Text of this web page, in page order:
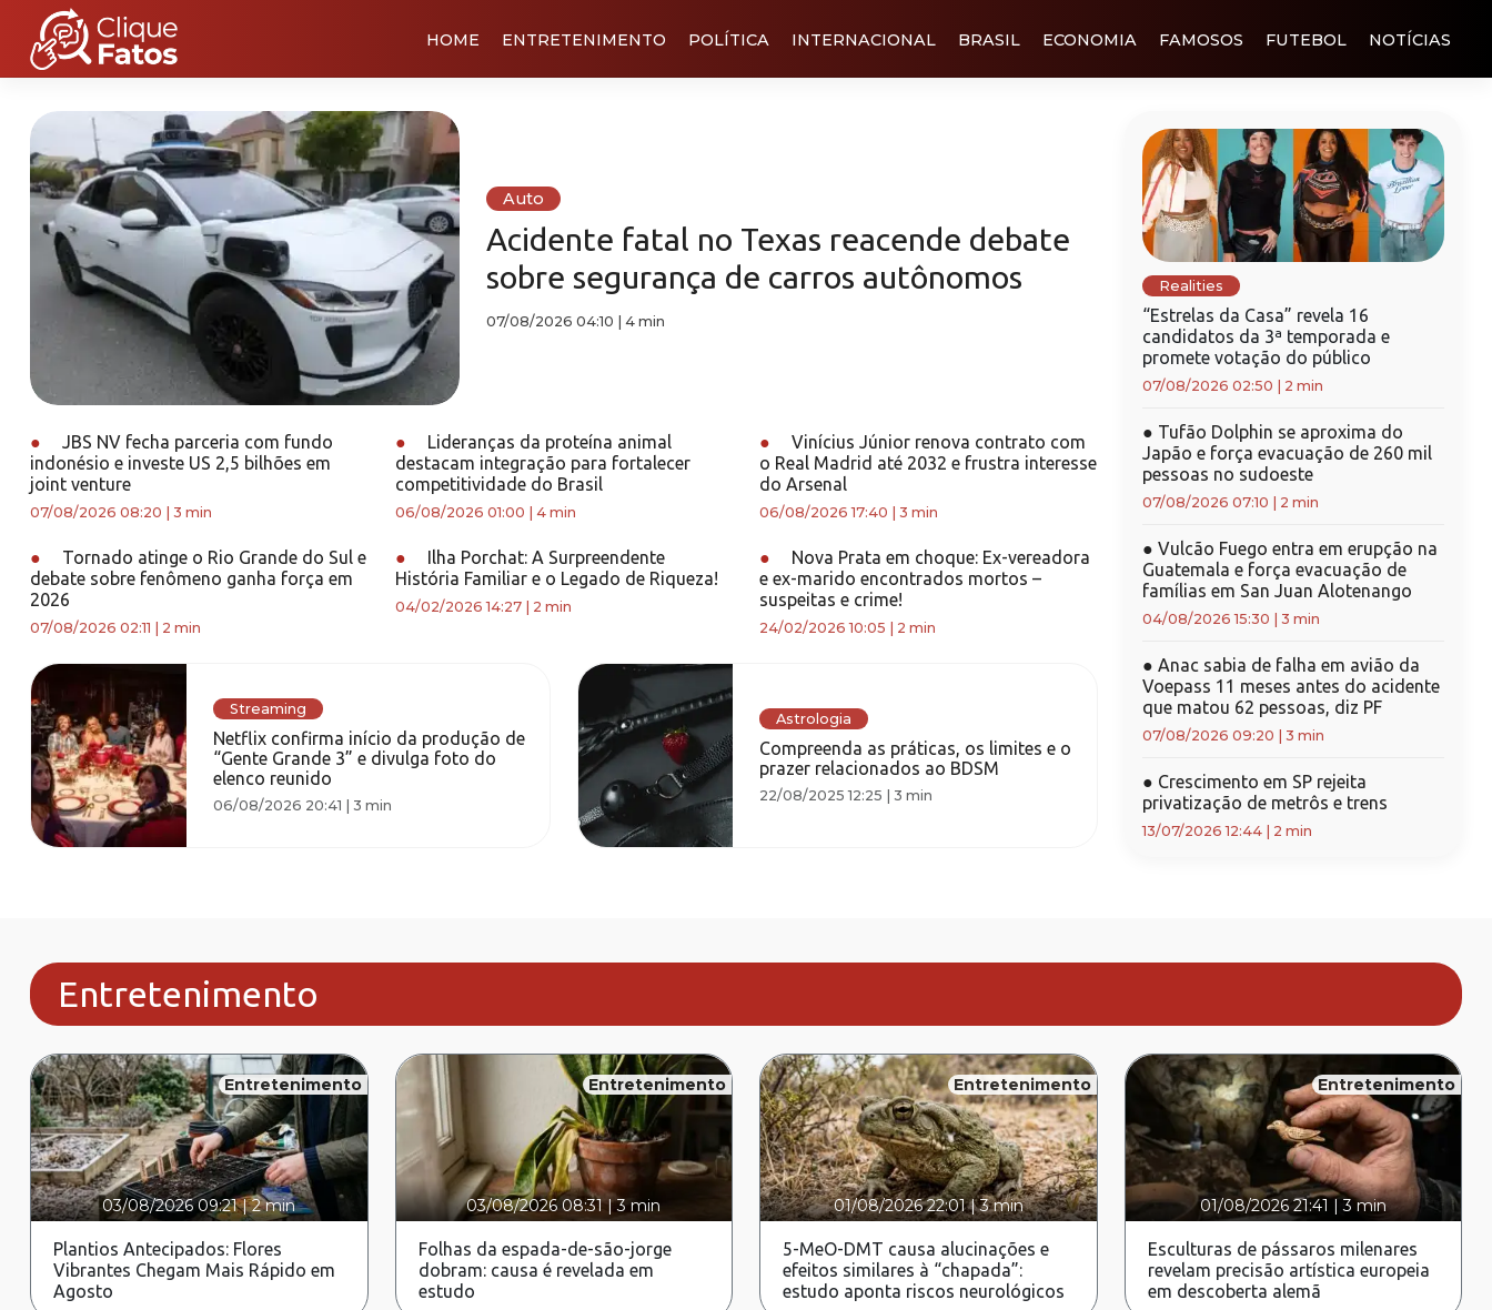
HOME ENTRETENIMENTO POLÍTICA INTERNACIONAL BRASIL ECONOMIA FAMOSOS FUTEBOL NOTÍCIAS
Auto
Acidente fatal no Texas reacende debate
sobre segurança de carros autônomos
07/08/2026 04:10 4 min
●
JBS NV fecha parceria com fundo
indonésio e investe US 2,5 bilhões em
joint venture
07/08/2026 08:20 3 min
●
Lideranças da proteína animal
destacam integração para fortalecer
competitividade do Brasil
06/08/2026 01:00 4 min
●
Vinícius Júnior renova contrato com
o Real Madrid até 2032 e frustra interesse
do Arsenal
06/08/2026 17:40 3 min
●
Tornado atinge o Rio Grande do Sul e
debate sobre fenômeno ganha força em
2026
07/08/2026 02:11 2 min
●
Ilha Porchat: A Surpreendente
História Familiar e o Legado de Riqueza!
04/02/2026 14:27| 2 min
●
Nova Prata em choque: Ex-vereadora
e ex-marido encontrados mortos –
suspeitas e crime!
24/02/2026 10:05 2 min
Streaming
Netflix confirma início da produção de
“Gente Grande 3” e divulga foto do
elenco reunido
06/08/2026 20:41 | 3 min
Astrologia
Compreenda as práticas, os limites e o
prazer relacionados ao BDSM
22/08/2025 12:25 |3 min
Realities
“Estrelas da Casa” revela 16
candidatos da 3ª temporada e
promete votação do público
07/08/2026 02:50 2 min
● Tufão Dolphin se aproxima do
Japão e força evacuação de 260 mil
pessoas no sudoeste
07/08/2026 07:10 2 min
● Vulcão Fuego entra em erupção na
Guatemala e força evacuação de
famílias em San Juan Alotenango
04/08/2026 15:30 3 min
● Anac sabia de falha em avião da
Voepass 11 meses antes do acidente
que matou 62 pessoas, diz PF
07/08/2026 09:20 3 min
● Crescimento em SP rejeita
privatização de metrôs e trens
13/07/2026 12:44| 2 min
Entretenimento
Entretenimento
03/08/2026 09:21|2 min
Plantios Antecipados: Flores
Vibrantes Chegam Mais Rápido em
Agosto
Entretenimento
03/08/2026 08:31|3 min
Folhas da espada-de-são-jorge
dobram: causa é revelada em
estudo
Entretenimento
01/08/2026 22:01|3 min
5-MeO-DMT causa alucinações e
efeitos similares à “chapada”:
estudo aponta riscos neurológicos
Entretenimento
01/08/2026 21:41 |3 min
Esculturas de pássaros milenares
revelam precisão artística europeia
em descoberta alemã